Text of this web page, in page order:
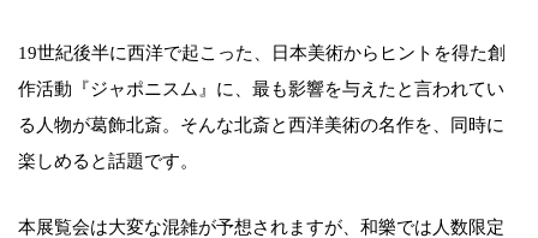
19世紀後半に西洋で起こった、日本美術からヒントを得た創
作活動『ジャポニスム』に、最も影響を与えたと言われてい
る人物が葛飾北斎。そんな北斎と西洋美術の名作を、同時に
楽しめると話題です。
本展覧会は大変な混雑が予想されますが、和樂では人数限定